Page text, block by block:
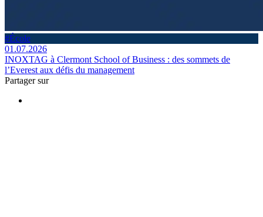
#École
01.07.2026
INOXTAG à Clermont School of Business : des sommets de
l’Everest aux défis du management
Partager sur